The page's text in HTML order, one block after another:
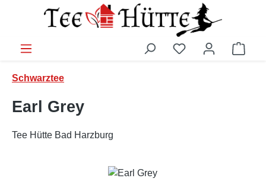
Zum Hauptinhalt springen
Schwarztee
Earl Grey
Tee Hütte Bad Harzburg
Bildergalerie überspringen